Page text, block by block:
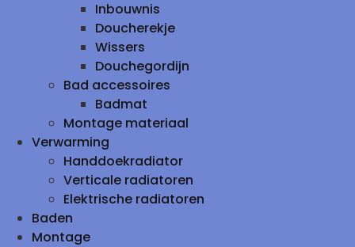
Inbouwnis
Doucherekje
Wissers
Douchegordijn
Bad accessoires
Badmat
Montage materiaal
Verwarming
Handdoekradiator
Verticale radiatoren
Elektrische radiatoren
Baden
Montage